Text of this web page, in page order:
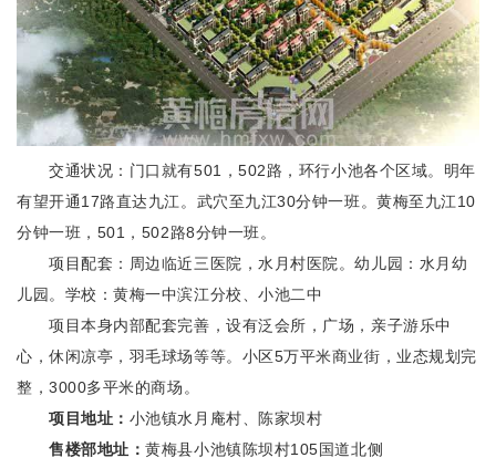
交通状况：门口就有501，502路，环行小池各个区域。明年
有望开通17路直达九江。武穴至九江30分钟一班。黄梅至九江10
分钟一班，501，502路8分钟一班。
项目配套：周边临近三医院，水月村医院。幼儿园：水月幼
儿园。学校：黄梅一中滨江分校、小池二中
项目本身内部配套完善，设有泛会所，广场，亲子游乐中
心，休闲凉亭，羽毛球场等等。小区5万平米商业街，业态规划完
整，3000多平米的商场。
项目地址： 小池镇水月庵村、陈家坝村
售楼部地址：黄梅县小池镇陈坝村105国道北侧